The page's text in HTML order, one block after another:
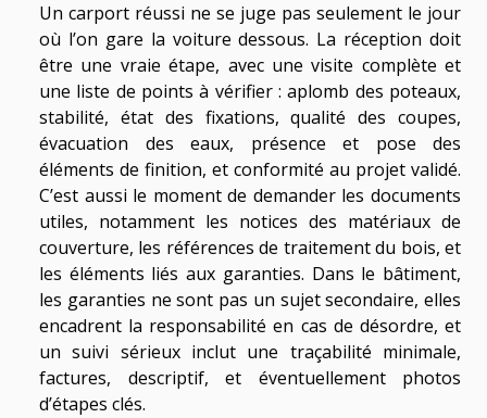
Un carport réussi ne se juge pas seulement le jour
où l’on gare la voiture dessous. La réception doit
être une vraie étape, avec une visite complète et
une liste de points à vérifier : aplomb des poteaux,
stabilité, état des fixations, qualité des coupes,
évacuation des eaux, présence et pose des
éléments de finition, et conformité au projet validé.
C’est aussi le moment de demander les documents
utiles, notamment les notices des matériaux de
couverture, les références de traitement du bois, et
les éléments liés aux garanties. Dans le bâtiment,
les garanties ne sont pas un sujet secondaire, elles
encadrent la responsabilité en cas de désordre, et
un suivi sérieux inclut une traçabilité minimale,
factures, descriptif, et éventuellement photos
d’étapes clés.